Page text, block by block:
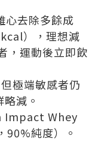
心去除多餘成
），理想減
，運動後立即飲
極端敏感者仍
減。
Impact Whey
純度）。